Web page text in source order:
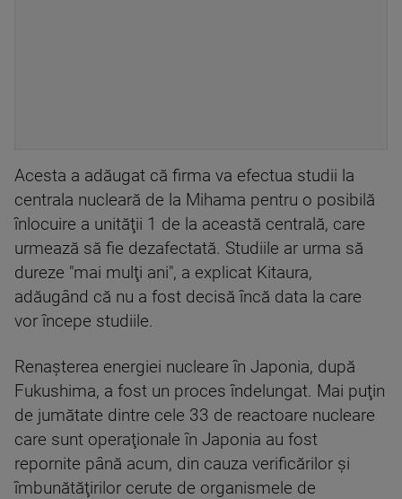
Acesta a adăugat că firma va efectua studii la
centrala nucleară de la Mihama pentru o posibilă
înlocuire a unităţii 1 de la această centrală, care
urmează să fie dezafectată. Studiile ar urma să
dureze "mai mulţi ani", a explicat Kitaura,
adăugând că nu a fost decisă încă data la care
vor începe studiile.
Renaşterea energiei nucleare în Japonia, după
Fukushima, a fost un proces îndelungat. Mai puţin
de jumătate dintre cele 33 de reactoare nucleare
care sunt operaţionale în Japonia au fost
repornite până acum, din cauza verificărilor şi
îmbunătăţirilor cerute de organismele de